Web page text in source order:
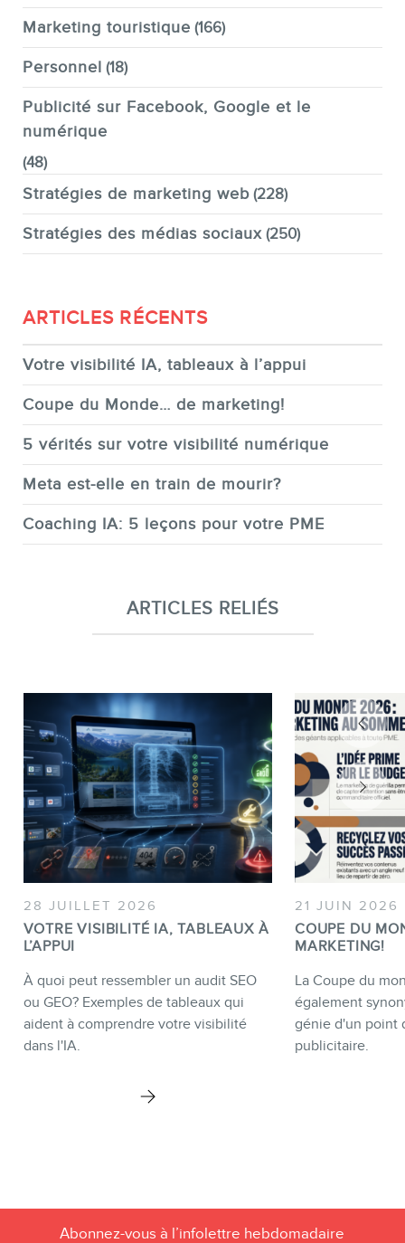
Marketing touristique (166)
Personnel (18)
Publicité sur Facebook, Google et le
numérique
(48)
Stratégies de marketing web (228)
Stratégies des médias sociaux (250)
ARTICLES RÉCENTS
Votre visibilité IA, tableaux à l’appui
Coupe du Monde… de marketing!
5 vérités sur votre visibilité numérique
Meta est-elle en train de mourir?
Coaching IA: 5 leçons pour votre PME
ARTICLES RELIÉS
28 JUILLET 2026
VOTRE VISIBILITÉ IA, TABLEAUX À
L’APPUI
À quoi peut ressembler un audit SEO
ou GEO? Exemples de tableaux qui
aident à comprendre votre visibilité
dans l'IA.
21 JUIN 2026
COUPE DU
MARKETING!
La Coupe du
également
génie d'un point
publicitaire.
Abonnez-vous à l’infolettre hebdomadaire